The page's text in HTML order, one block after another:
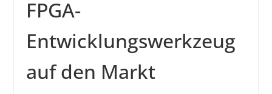
SYSTEMS WIRD EYYES
positioning of industrial cameras
FPGA-
Entwicklungswerkzeug
auf den Markt